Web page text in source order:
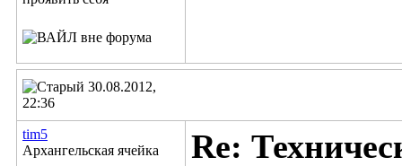
30.08.2012,
22:36
tim5
Архангельская ячейка
Re: